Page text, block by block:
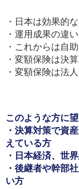
・日本は効果的
・運用成果の違
・これからは自
・変額保険は決
・変額保険は法
このような方に
・決算対策で資
えている方
・日本経済、世
・後継者や幹部
い方